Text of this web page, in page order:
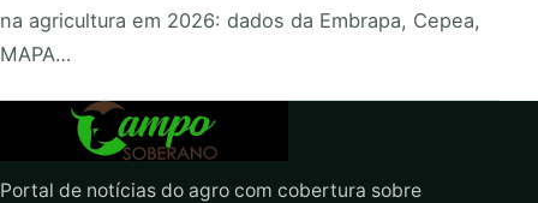
na agricultura em 2026: dados da Embrapa, Cepea,
MAPA…
Portal de notícias do agro com cobertura sobre